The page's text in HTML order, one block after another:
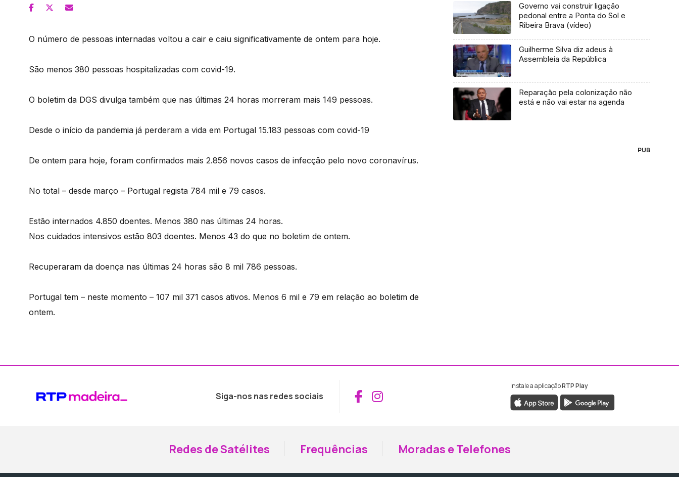
O número de pessoas internadas voltou a cair e caiu significativamente de ontem para hoje.
São menos 380 pessoas hospitalizadas com covid-19.
O boletim da DGS divulga também que nas últimas 24 horas morreram mais 149 pessoas.
Desde o início da pandemia já perderam a vida em Portugal 15.183 pessoas com covid-19
De ontem para hoje, foram confirmados mais 2.856 novos casos de infecção pelo novo coronavírus.
No total – desde março – Portugal regista 784 mil e 79 casos.
Estão internados 4.850 doentes. Menos 380 nas últimas 24 horas.
Nos cuidados intensivos estão 803 doentes. Menos 43 do que no boletim de ontem.
Recuperaram da doença nas últimas 24 horas são 8 mil 786 pessoas.
Portugal tem – neste momento – 107 mil 371 casos ativos. Menos 6 mil e 79 em relação ao boletim de
ontem.
Governo vai construir ligação
pedonal entre a Ponta do Sol e
Ribeira Brava (vídeo)
Guilherme Silva diz adeus à
Assembleia da República
Reparação pela colonização não
está e não vai estar na agenda
PUB
Siga-nos nas redes sociais Aceder ao Facebook da RTP Madeira
Aceder ao Instagram da RTP Madeira
Instale a aplicaçãoRTP Play
Redes de Satélites Frequências Moradas e Telefones